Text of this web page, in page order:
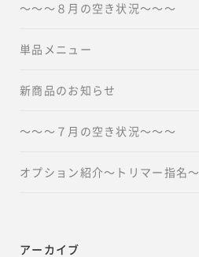
～～～８月の空き状況～～～
単品メニュー
新商品のお知らせ
～～～７月の空き状況～～～
オプション紹介～トリマー指名～
アーカイブ